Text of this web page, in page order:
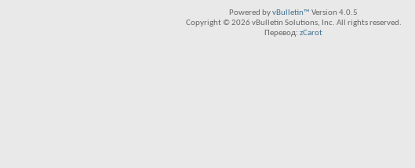
Powered byvBulletin™ Version 4.0.5
Copyright © 2026 vBulletin Solutions, Inc. All rights reserved.
Перевод: zCarot